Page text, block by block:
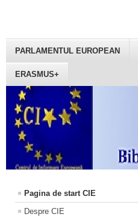
PARLAMENTUL EUROPEAN
ERASMUS+
Pagina de start CIE
Despre CIE